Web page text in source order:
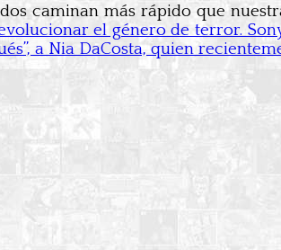
caminan más rápido que
el género de terror.
a Nia DaCosta, quien